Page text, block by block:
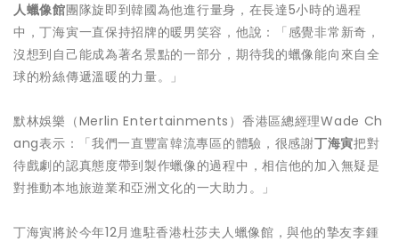
人蠟像館團隊旋即到韓國為他進行量身，在長達5小時的過程
中，丁海寅一直保持招牌的暖男笑容，他說：「感覺非常新奇，
沒想到自己能成為著名景點的一部分，期待我的蠟像能向來自全
球的粉絲傳遞溫暖的力量。」
默林娛樂（Merlin Entertainments）香港區總經理Wade Ch
ang表示：「我們一直豐富韓流專區的體驗，很感謝丁海寅把對
待戲劇的認真態度帶到製作蠟像的過程中，相信他的加入無疑是
對推動本地旅遊業和亞洲文化的一大助力。」
丁海寅將於今年12月進駐香港杜莎夫人蠟像館，與他的摯友李鍾